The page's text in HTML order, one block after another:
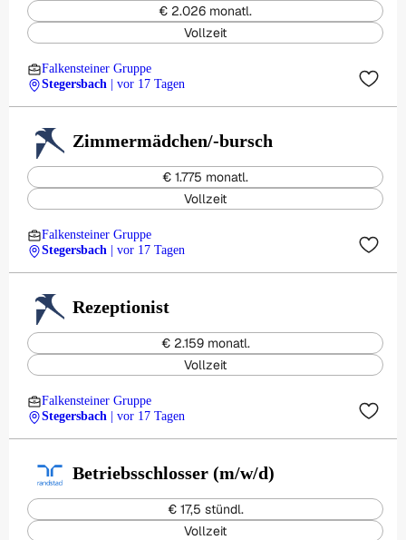
€ 2.026 monatl.
Vollzeit
Falkensteiner Gruppe
Stegersbach
| vor 17 Tagen
Zimmermädchen/-bursch
€ 1.775 monatl.
Vollzeit
Falkensteiner Gruppe
Stegersbach
| vor 17 Tagen
Rezeptionist
€ 2.159 monatl.
Vollzeit
Falkensteiner Gruppe
Stegersbach
| vor 17 Tagen
Betriebsschlosser (m/w/d)
€ 17,5 stündl.
Vollzeit